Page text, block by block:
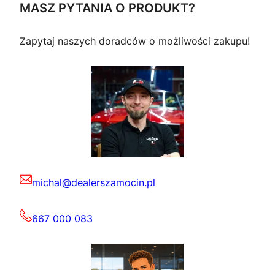
MASZ PYTANIA O PRODUKT?
Zapytaj naszych doradców o możliwości zakupu!
michal@dealerszamocin.pl
667 000 083